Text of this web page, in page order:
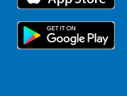
Topsporters